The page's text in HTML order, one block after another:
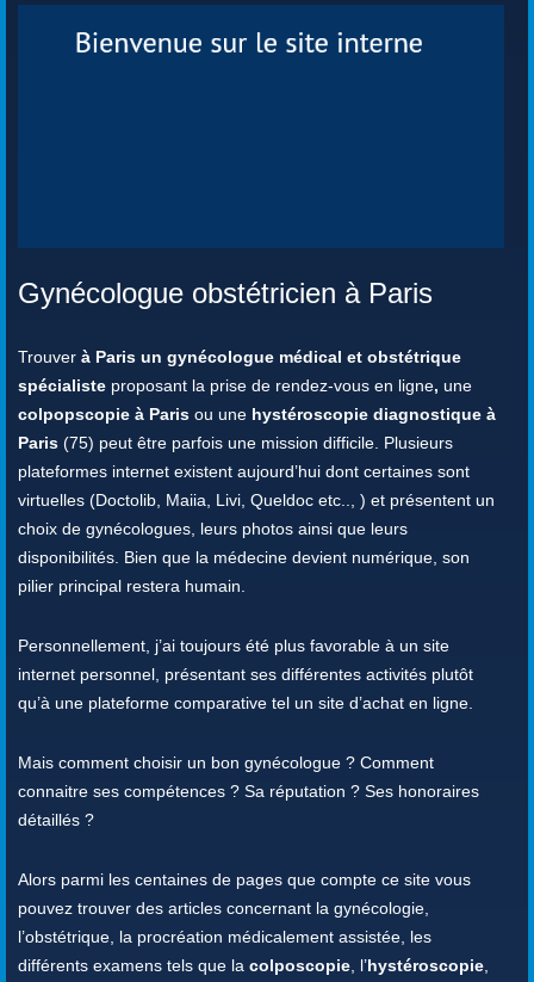
Gynécologue obstétricien à Paris
Trouver à Paris un gynécologue médical et obstétrique
spécialiste proposant la prise de rendez-vous en ligne, une
colpopscopie à Paris ou une hystéroscopie diagnostique à
Paris (75) peut être parfois une mission difficile. Plusieurs
plateformes internet existent aujourd’hui dont certaines sont
virtuelles (Doctolib, Maiia, Livi, Queldoc etc.., ) et présentent un
choix de gynécologues, leurs photos ainsi que leurs
disponibilités. Bien que la médecine devient numérique, son
pilier principal restera humain.
Personnellement, j’ai toujours été plus favorable à un site
internet personnel, présentant ses différentes activités plutôt
qu’à une plateforme comparative tel un site d’achat en ligne.
Mais comment choisir un bon gynécologue ? Comment
connaitre ses compétences ? Sa réputation ? Ses honoraires
détaillés ?
Alors parmi les centaines de pages que compte ce site vous
pouvez trouver des articles concernant la gynécologie,
l’obstétrique, la procréation médicalement assistée, les
différents examens tels que la colposcopie , l’hystéroscopie